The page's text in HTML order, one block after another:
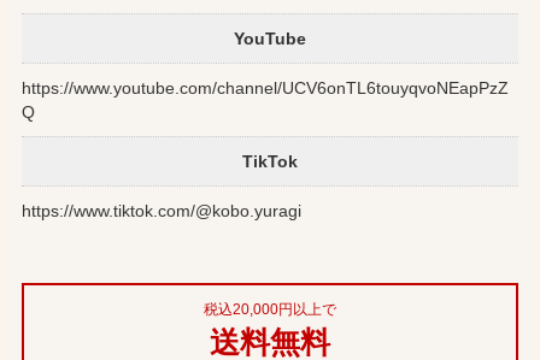
YouTube
https://www.youtube.com/channel/UCV6onTL6touyqvoNEapPzZ
Q
TikTok
https://www.tiktok.com/@kobo.yuragi
税込20,000円以上で
送料無料